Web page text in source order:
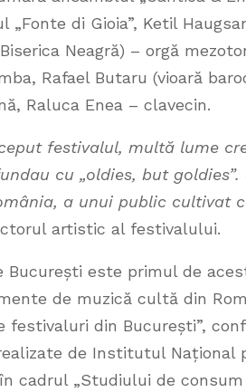
„Fonte di Gioia”, Ketil
Neagră) – orgă
Rafael Butaru (vioară
Raluca Enea – clavecin.
festivalul, multă lume
cu „oldies, but
a unui public cultivat
artistic al festivalului.
București este primul de
de muzică cultă din
din București”,
de Institutul Național
cadrul „Studiului de